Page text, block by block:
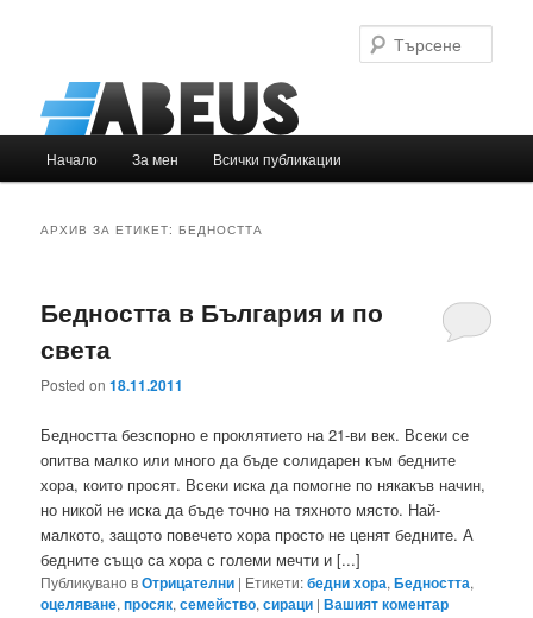
Към
Към
Начало За мен Всички публикации
АРХИВ ЗА ЕТИКЕТ:БЕДНОСТТА
Бедността в България и по
света
Posted on18.11.2011
Бедността безспорно е проклятието на 21-ви век. Всеки се
опитва малко или много да бъде солидарен към бедните
хора, които просят. Всеки иска да помогне по някакъв начин,
но никой не иска да бъде точно на тяхното място. Най-
малкото, защото повечето хора просто не ценят бедните. А
бедните също са хора с големи мечти и [...]
Публикувано вОтрицателни | Етикети:бедни хора,Бедността,
оцеляване,просяк,семейство,сираци |Вашият коментар